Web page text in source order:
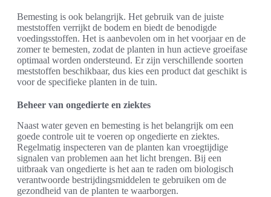
Bemesting is ook belangrijk. Het gebruik van de juiste
meststoffen verrijkt de bodem en biedt de benodigde
voedingsstoffen. Het is aanbevolen om in het voorjaar en de
zomer te bemesten, zodat de planten in hun actieve groeifase
optimaal worden ondersteund. Er zijn verschillende soorten
meststoffen beschikbaar, dus kies een product dat geschikt is
voor de specifieke planten in de tuin.
Beheer van ongedierte en ziektes
Naast water geven en bemesting is het belangrijk om een
goede controle uit te voeren op ongedierte en ziektes.
Regelmatig inspecteren van de planten kan vroegtijdige
signalen van problemen aan het licht brengen. Bij een
uitbraak van ongedierte is het aan te raden om biologisch
verantwoorde bestrijdingsmiddelen te gebruiken om de
gezondheid van de planten te waarborgen.